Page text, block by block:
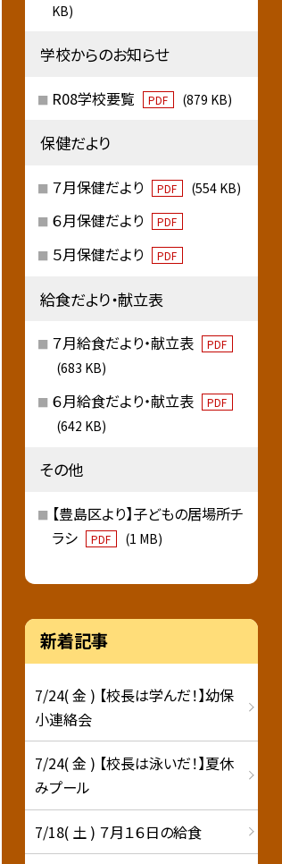
KB)
学校からのお知らせ
R08学校要覧 PDF (879 KB)
保健だより
７月保健だより PDF (554 KB)
６月保健だより PDF
５月保健だより PDF
給食だより・献立表
７月給食だより・献立表 PDF
(683 KB)
６月給食だより・献立表 PDF
(642 KB)
その他
【豊島区より】子どもの居場所チ
ラシ
PDF (1 MB)
新着記事
7/24( 金 ) 【校長は学んだ！】幼保
小連絡会
7/24( 金 ) 【校長は泳いだ！】夏休
みプール
7/18( 土 ) ７月１６日の給食